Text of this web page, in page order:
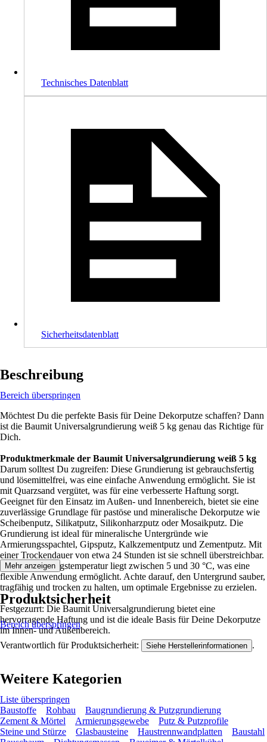
Technisches Datenblatt
Sicherheitsdatenblatt
Beschreibung
Bereich überspringen
Möchtest Du die perfekte Basis für Deine Dekorputze schaffen? Dann
ist die Baumit Universalgrundierung weiß 5 kg genau das Richtige für
Dich.
Produktmerkmale der Baumit Universalgrundierung weiß 5 kg
Darum solltest Du zugreifen: Diese Grundierung ist gebrauchsfertig
und lösemittelfrei, was eine einfache Anwendung ermöglicht. Sie ist
mit Quarzsand vergütet, was für eine verbesserte Haftung sorgt.
Geeignet für den Einsatz im Außen- und Innenbereich, bietet sie eine
zuverlässige Grundlage für pastöse und mineralische Dekorputze wie
Scheibenputz, Silikatputz, Silikonharzputz oder Mosaikputz. Die
Grundierung ist ideal für mineralische Untergründe wie
Armierungsspachtel, Gipsputz, Kalkzementputz und Zementputz. Mit
einer Trockendauer von etwa 24 Stunden ist sie schnell überstreichbar.
Die Verarbeitungstemperatur liegt zwischen 5 und 30 °C, was eine
flexible Anwendung ermöglicht. Achte darauf, den Untergrund sauber,
tragfähig und trocken zu halten, um optimale Ergebnisse zu erzielen.
Festgezurrt: Die Baumit Universalgrundierung bietet eine
hervorragende Haftung und ist die ideale Basis für Deine Dekorputze
im Innen- und Außenbereich.
Mehr anzeigen
Produktsicherheit
Bereich überspringen
Verantwortlich für Produktsicherheit: Siehe Herstellerinformationen .
Weitere Kategorien
Liste überspringen
Baustoffe
Rohbau
Baugrundierung & Putzgrundierung
Zement & Mörtel
Armierungsgewebe
Putz & Putzprofile
Steine und Stürze
Glasbausteine Haustrennwandplatten
Baustahl